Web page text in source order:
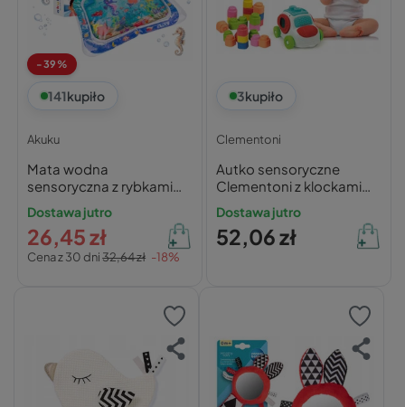
-39%
141kupiło
Akuku
Mata wodna
sensoryczna z rybkami
67x49 cm – Akuku
Dostawa jutro
Cena z 30 dni32,64 zł -18%
26,45 zł
3kupiło
Clementoni
Autko sensoryczne
Clementoni z klockami
Clemmy
Dostawa jutro
52,06 zł